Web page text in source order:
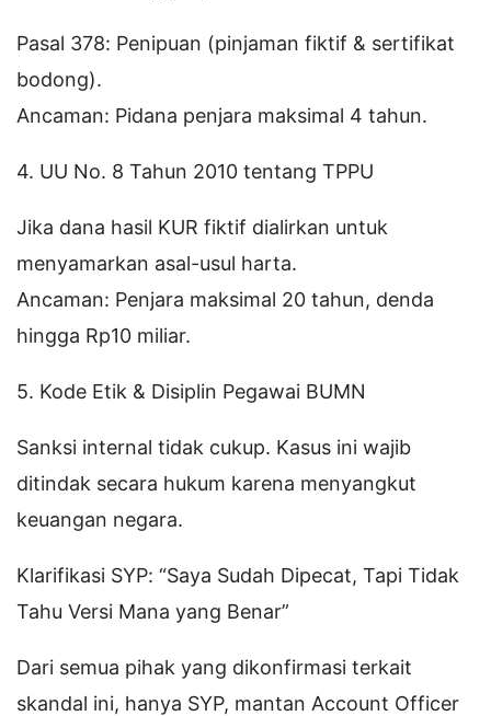
Pasal 378: Penipuan (pinjaman fiktif & sertifikat
bodong).
Ancaman: Pidana penjara maksimal 4 tahun.
4. UU No. 8 Tahun 2010 tentang TPPU
Jika dana hasil KUR fiktif dialirkan untuk
menyamarkan asal-usul harta.
Ancaman: Penjara maksimal 20 tahun, denda
hingga Rp10 miliar.
5. Kode Etik & Disiplin Pegawai BUMN
Sanksi internal tidak cukup. Kasus ini wajib
ditindak secara hukum karena menyangkut
keuangan negara.
Klarifikasi SYP: “Saya Sudah Dipecat, Tapi Tidak
Tahu Versi Mana yang Benar”
Dari semua pihak yang dikonfirmasi terkait
skandal ini, hanya SYP, mantan Account Officer